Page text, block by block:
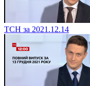
ТСН за 2021.12.14